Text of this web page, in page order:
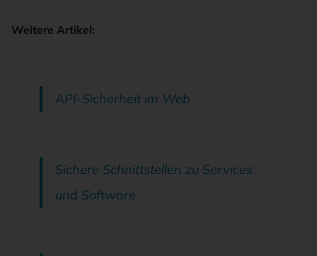
Weitere Artikel:
API-Sicherheit im Web
Sichere Schnittstellen zu Services
und Software